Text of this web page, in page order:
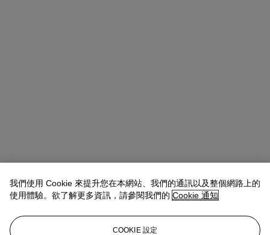
我們使用 Cookie 來提升您在本網站、我們的通訊以及整個網路上的
使用體驗。欲了解更多資訊，請參閱我們的 Cookie 通知
COOKIE 設定